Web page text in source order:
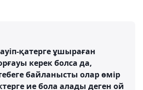
қатерге ұшыраған
керек болса да,
байланысты олар өмір
ие бола алады деген ой